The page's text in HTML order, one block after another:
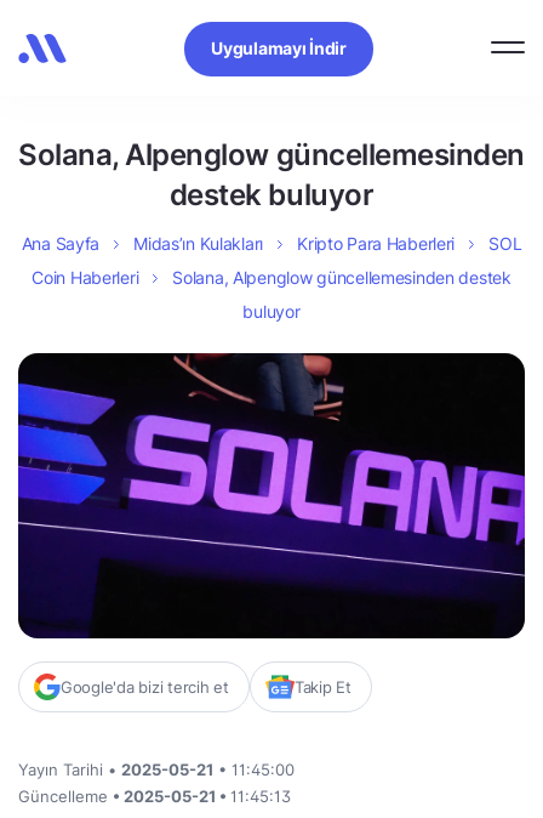
Uygulamayı İndir
Solana, Alpenglow güncellemesinden
destek buluyor
Ana Sayfa Midas’ın Kulakları Kripto Para Haberleri
SOL
Coin Haberleri
Solana, Alpenglow güncellemesinden destek
buluyor
Google'da bizi tercih et Takip Et
Yayın Tarihi • 2025-05-21 • 11:45:00
Güncelleme • 2025-05-21 • 11:45:13